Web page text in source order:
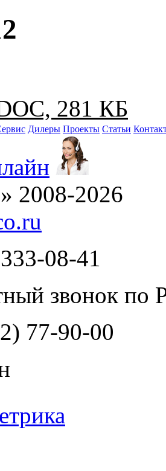
281 КБ
Дилеры Проекты Статьи
2008-2026
08-41
звонок по
77-90-00